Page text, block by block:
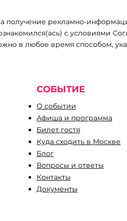
получение рекламно-
с условиями
в любое время способом,
СОБЫТИЕ
О событии
Афиша и программа
Билет гостя
Куда сходить в Москве
Блог
Вопросы и ответы
​Контакты
Документы